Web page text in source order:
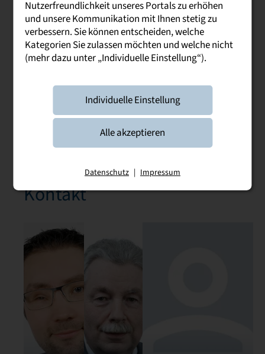
Infos zu Deiner Bewerbung
Zulassungsvoraussetzu
Ablauf der Bewerbung
Kontakt
Nutzerfreundlichkeit unseres Portals zu erhöhen
und unsere Kommunikation mit Ihnen stetig zu
verbessern. Sie können entscheiden, welche
Kategorien Sie zulassen möchten und welche nicht
(mehr dazu unter „Individuelle Einstellung“).
Individuelle Einstellung
Alle akzeptieren
Datenschutz | Impressum